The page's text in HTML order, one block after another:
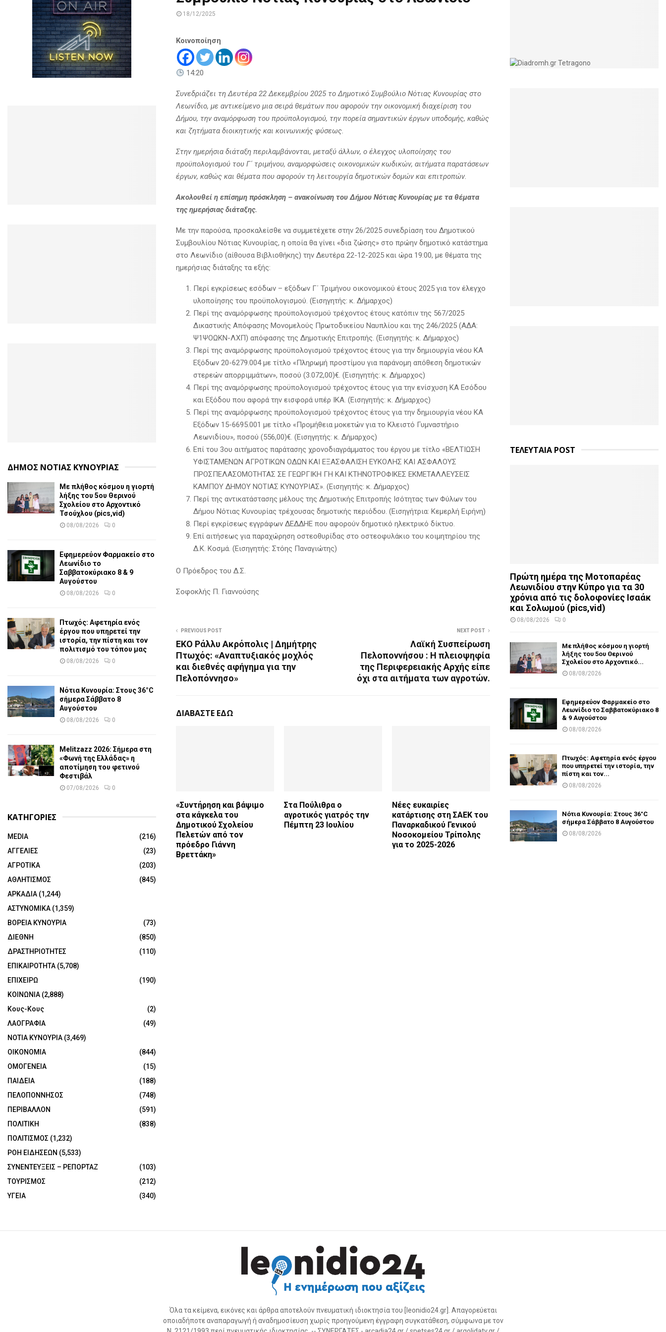
18/12/2025
Κοινοποίηση
14:20
Συνεδριάζει τη Δευτέρα 22 Δεκεμβρίου 2025 το Δημοτικό Συμβούλιο Νότιας Κυνουρίας στο
Λεωνίδιο, με αντικείμενο μια σειρά θεμάτων που αφορούν την οικονομική διαχείριση του
Δήμου, την αναμόρφωση του προϋπολογισμού, την πορεία σημαντικών έργων υποδομής, καθώς
και ζητήματα διοικητικής και κοινωνικής φύσεως.
Στην ημερήσια διάταξη περιλαμβάνονται, μεταξύ άλλων, ο έλεγχος υλοποίησης του
προϋπολογισμού του Γ΄ τριμήνου, αναμορφώσεις οικονομικών κωδικών, αιτήματα παρατάσεων
έργων, καθώς και θέματα που αφορούν τη λειτουργία δημοτικών δομών και επιτροπών.
Ακολουθεί η επίσημη πρόσκληση – ανακοίνωση του Δήμου Νότιας Κυνουρίας με τα θέματα
της ημερήσιας διάταξης.
Με την παρούσα, προσκαλείσθε να συμμετέχετε στην 26/2025 συνεδρίαση του Δημοτικού
Συμβουλίου Νότιας Κυνουρίας, η οποία θα γίνει «δια ζώσης» στο πρώην δημοτικό κατάστημα
στο Λεωνίδιο (αίθουσα Βιβλιοθήκης) την Δευτέρα 22-12-2025 και ώρα 19:00, με θέματα της
ημερήσιας διάταξης τα εξής:
Περί εγκρίσεως εσόδων – εξόδων Γ΄ Τριμήνου οικονομικού έτους 2025 για τον έλεγχο
υλοποίησης του προϋπολογισμού. (Εισηγητής: κ. Δήμαρχος)
Περί της αναμόρφωσης προϋπολογισμού τρέχοντος έτους κατόπιν της 567/2025
Δικαστικής Απόφασης Μονομελούς Πρωτοδικείου Ναυπλίου και της 246/2025 (ΑΔΑ:
Ψ1ΨΟΩΚΝ-ΛΧΠ) απόφασης της Δημοτικής Επιτροπής. (Εισηγητής: κ. Δήμαρχος)
Περί της αναμόρφωσης προϋπολογισμού τρέχοντος έτους για την δημιουργία νέου ΚΑ
Εξόδων 20-6279.004 με τίτλο «Πληρωμή προστίμου για παράνομη απόθεση δημοτικών
στερεών απορριμμάτων», ποσού (3.072,00)€. (Εισηγητής: κ. Δήμαρχος)
Περί της αναμόρφωσης προϋπολογισμού τρέχοντος έτους για την ενίσχυση ΚΑ Εσόδου
και Εξόδου που αφορά την εισφορά υπέρ ΙΚΑ. (Εισηγητής: κ. Δήμαρχος)
Περί της αναμόρφωσης προϋπολογισμού τρέχοντος έτους για την δημιουργία νέου ΚΑ
Εξόδων 15-6695.001 με τίτλο «Προμήθεια μοκετών για το Κλειστό Γυμναστήριο
Λεωνιδίου», ποσού (556,00)€. (Εισηγητής: κ. Δήμαρχος)
Επί του 3ου αιτήματος παράτασης χρονοδιαγράμματος του έργου με τίτλο «ΒΕΛΤΙΩΣΗ
ΥΦΙΣΤΑΜΕΝΩΝ ΑΓΡΟΤΙΚΩΝ ΟΔΩΝ ΚΑΙ ΕΞΑΣΦΑΛΙΣΗ ΕΥΚΟΛΗΣ ΚΑΙ ΑΣΦΑΛΟΥΣ
ΠΡΟΣΠΕΛΑΣΟΜΟΤΗΤΑΣ ΣΕ ΓΕΩΡΓΙΚΗ ΓΗ ΚΑΙ ΚΤΗΝΟΤΡΟΦΙΚΕΣ ΕΚΜΕΤΑΛΛΕΥΣΕΙΣ
ΚΑΜΠΟΥ ΔΗΜΟΥ ΝΟΤΙΑΣ ΚΥΝΟΥΡΙΑΣ». (Εισηγητής: κ. Δήμαρχος)
Περί της αντικατάστασης μέλους της Δημοτικής Επιτροπής Ισότητας των Φύλων του
Δήμου Νότιας Κυνουρίας τρέχουσας δημοτικής περιόδου. (Εισηγήτρια: Κεμερλή Ειρήνη)
Περί εγκρίσεως εγγράφων ΔΕΔΔΗΕ που αφορούν δημοτικό ηλεκτρικό δίκτυο.
Επί αιτήσεως για παραχώρηση οστεοθυρίδας στο οστεοφυλάκιο του κοιμητηρίου της
Δ.Κ. Κοσμά. (Εισηγητής: Στόης Παναγιώτης)
Ο Πρόεδρος του Δ.Σ.
Σοφοκλής Π. Γιαννούσης
PREVIOUS POST
EKO Ράλλυ Ακρόπολις | Δημήτρης
Πτωχός: «Αναπτυξιακός μοχλός
και διεθνές αφήγημα για την
Πελοπόννησο»
NEXT POST
Λαϊκή Συσπείρωση
Πελοποννήσου : Η πλειοψηφία
της Περιφερειακής Αρχής είπε
όχι στα αιτήματα των αγροτών.
ΔΙΑΒΑΣΤΕ ΕΔΩ
«Συντήρηση και βάψιμο
στα κάγκελα του
Δημοτικού Σχολείου
Πελετών από τον
πρόεδρο Γιάννη
Βρεττάκη»
Στα Πούλιθρα ο
αγροτικός γιατρός την
Πέμπτη 23 Ιουλίου
Νέες ευκαιρίες
κατάρτισης στη ΣΑΕΚ του
Παναρκαδικού Γενικού
Νοσοκομείου Τρίπολης
για το 2025-2026
ΔΗΜΟΣ ΝΟΤΙΑΣ ΚΥΝΟΥΡΙΑΣ
Με πλήθος κόσμου η γιορτή
λήξης του 5ου Θερινού
Σχολείου στο Αρχοντικό
Τσούχλου (pics,vid)
08/08/2026 0
Εφημερεύον Φαρμακείο στο
Λεωνίδιο το
Σαββατοκύριακο 8 & 9
Αυγούστου
08/08/2026 0
Πτωχός: Αφετηρία ενός
έργου που υπηρετεί την
ιστορία, την πίστη και τον
πολιτισμό του τόπου μας
08/08/2026 0
Νότια Κυνουρία: Στους 36°C
σήμερα Σάββατο 8
Αυγούστου
08/08/2026 0
Melitzazz 2026: Σήμερα στη
«Φωνή της Ελλάδας» η
αποτίμηση του φετινού
Φεστιβάλ
07/08/2026 0
ΚΑΤΗΓΟΡΙΕΣ
MEDIA
(216)
ΑΓΓΕΛΙΕΣ
(23)
ΑΓΡΟΤΙΚΑ
(203)
ΑΘΛΗΤΙΣΜΟΣ
(845)
ΑΡΚΑΔΙΑ (1,244)
ΑΣΤΥΝΟΜΙΚΑ (1,359)
ΒΟΡΕΙΑ ΚΥΝΟΥΡΙΑ
(73)
ΔΙΕΘΝΗ
(850)
ΔΡΑΣΤΗΡΙΟΤΗΤΕΣ
(110)
ΕΠΙΚΑΙΡΟΤΗΤΑ (5,708)
ΕΠΙΧΕΙΡΩ
(190)
ΚΟΙΝΩΝΙΑ (2,888)
Κους-Κους
(2)
ΛΑΟΓΡΑΦΙΑ
(49)
ΝΟΤΙΑ ΚΥΝΟΥΡΙΑ (3,469)
ΟΙΚΟΝΟΜΙΑ
(844)
ΟΜΟΓΕΝΕΙΑ
(15)
ΠΑΙΔΕΙΑ
(188)
ΠΕΛΟΠΟΝΝΗΣΟΣ
(748)
ΠΕΡΙΒΑΛΛΟΝ
(591)
ΠΟΛΙΤΙΚΗ
(838)
ΠΟΛΙΤΙΣΜΟΣ (1,232)
ΡΟΗ ΕΙΔΗΣΕΩΝ (5,533)
ΣΥΝΕΝΤΕΥΞΕΙΣ – ΡΕΠΟΡΤΑΖ
(103)
ΤΟΥΡΙΣΜΟΣ
(212)
ΥΓΕΙΑ
(340)
ΤΕΛΕΥΤΑΙΑ POST
Πρώτη ημέρα της Μοτοπαρέας
Λεωνιδίου στην Κύπρο για τα 30
χρόνια από τις δολοφονίες Ισαάκ
και Σολωμού (pics,vid)
08/08/2026 0
Με πλήθος κόσμου η γιορτή
λήξης του 5ου Θερινού
Σχολείου στο Αρχοντικό...
08/08/2026
Εφημερεύον Φαρμακείο στο
Λεωνίδιο το Σαββατοκύριακο 8
& 9 Αυγούστου
08/08/2026
Πτωχός: Αφετηρία ενός έργου
που υπηρετεί την ιστορία, την
πίστη και τον...
08/08/2026
Νότια Κυνουρία: Στους 36°C
σήμερα Σάββατο 8 Αυγούστου
08/08/2026
Όλα τα κείμενα, εικόνες και άρθρα αποτελούν πνευματική ιδιοκτησία του [leonidio24.gr]. Απαγορεύεται
οποιαδήποτε αναπαραγωγή ή αναδημοσίευση χωρίς προηγούμενη έγγραφη συγκατάθεση, σύμφωνα με τον